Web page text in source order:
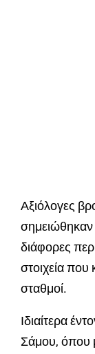
Αξιόλογες
σημειώθηκαν
διάφορες
στοιχεία που
σταθμοί.
Ιδιαίτερα
Σάμου, όπου